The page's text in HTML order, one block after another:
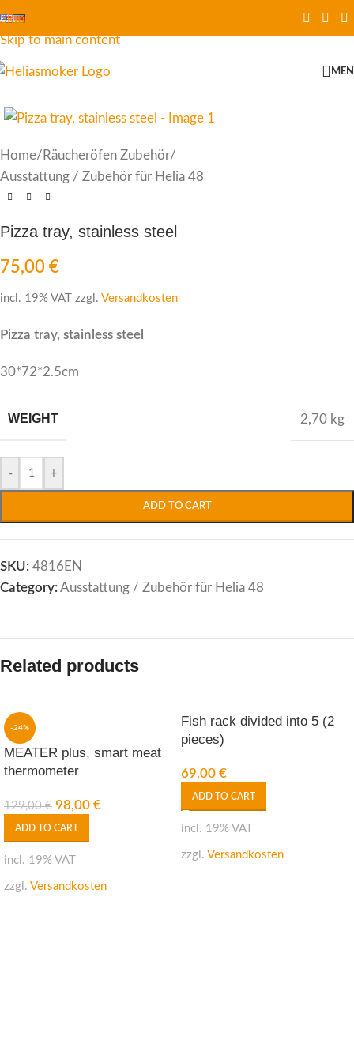
Skip to navigation
Skip to main content
Home/ Räucheröfen Zubehör/
Ausstattung / Zubehör für Helia 48
Pizza tray, stainless steel
75,00 €
incl. 19% VAT zzgl. Versandkosten
Pizza tray, stainless steel
30*72*2.5cm
WEIGHT 2,70 kg
- +
ADD TO CART
Alternative:
SKU: 4816EN
Category:Ausstattung / Zubehör für Helia 48
Related products
-24%
MEATER plus, smart meat
thermometer
129,00€ 98,00 €
ADD TO CART
incl. 19% VAT
zzgl. Versandkosten
Fish rack divided into 5 (2
pieces)
69,00 €
ADD TO CART
incl. 19% VAT
zzgl. Versandkosten